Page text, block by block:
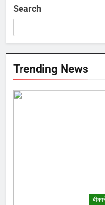
Search
Trending News